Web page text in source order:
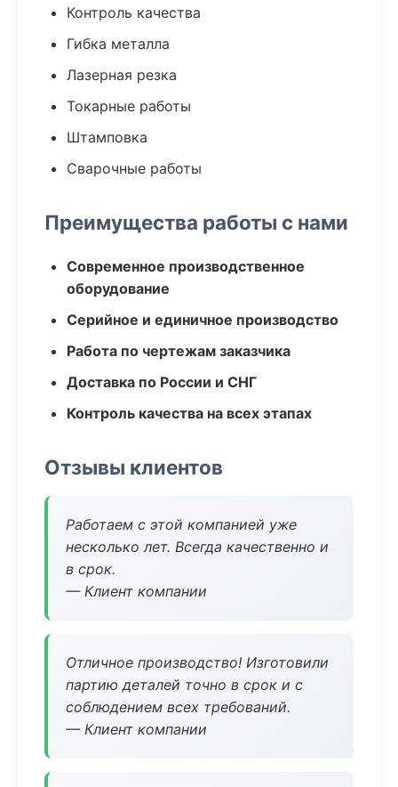
Контроль качества
Гибка металла
Лазерная резка
Токарные работы
Штамповка
Сварочные работы
Преимущества работы с нами
Современное производственное
оборудование
Серийное и единичное производство
Работа по чертежам заказчика
Доставка по России и СНГ
Контроль качества на всех этапах
Отзывы клиентов
Работаем с этой компанией уже
несколько лет. Всегда качественно и
в срок.
— Клиент компании
Отличное производство! Изготовили
партию деталей точно в срок и с
соблюдением всех требований.
— Клиент компании